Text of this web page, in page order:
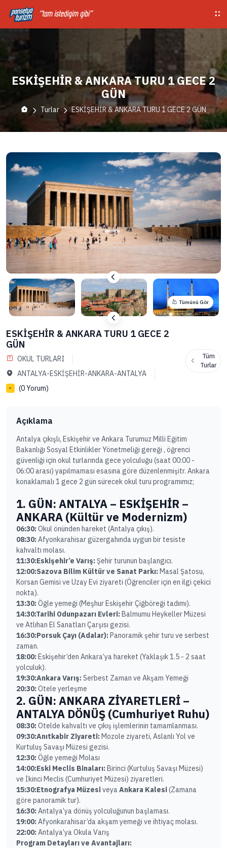
ESKİŞEHİR & ANKARA TURU 1 GECE 2
GÜN
Turlar ESKİŞEHİR & ANKARA TURU 1 GECE 2 GÜN
Tümünü Gör
ESKİŞEHİR & ANKARA TURU 1 GECE 2
GÜN
OKUL TURLARI
ANTALYA-ESKİŞEHİR-ANKARA-ANTALYA
- (0 Yorum)
Tüm
Turlar
Açıklama
Antalya çıkışlı, Eskişehir ve Ankara Turumuz Milli Eğitim
Bakanlığı Sosyal Etkinlikler Yönetmeliği gereği , öğrenci
güvenliği için okul turlarında gece yolculuğu (saat 00:00 -
06:00 arası) yapılmaması esasına göre düzenlenmişitr. Ankara
konaklamalı 1 gece 2 gün sürecek okul turu programımız;
1. GÜN: ANTALYA – ESKİŞEHİR –
ANKARA (Kültür ve Modernizm)
06:30:Okul önünden hareket (Antalya çıkış).
08:30:Afyonkarahisar güzergahında uygun bir tesiste
kahvaltı molası.
11:30:Eskişehir’e Varış:Şehir turunun başlangıcı.
12:00:Sazova Bilim Kültür ve Sanat Parkı:Masal Şatosu,
Korsan Gemisi ve Uzay Evi ziyareti (Öğrenciler için en ilgi çekici
nokta).
13:30:Öğle yemeği (Meşhur Eskişehir Çiğböreği tadımı).
14:30:Tarihi Odunpazarı Evleri:Balmumu Heykeller Müzesi
ve Atlıhan El Sanatları Çarşısı gezisi.
16:30:Porsuk Çayı (Adalar):Panoramik şehir turu ve serbest
zaman.
18:00:Eskişehir’den Ankara’ya hareket (Yaklaşık 1.5 - 2 saat
yolculuk).
19:30:Ankara Varış:Serbest Zaman ve Akşam Yemeği
20:30:Otele yerleşme
2. GÜN: ANKARA ZİYARETLERİ –
ANTALYA DÖNÜŞ (Cumhuriyet Ruhu)
08:30:Otelde kahvaltı ve çıkış işlemlerinin tamamlanması.
09:30:Anıtkabir Ziyareti:Mozole ziyareti, Aslanlı Yol ve
Kurtuluş Savaşı Müzesi gezisi.
12:30:Öğle yemeği Molası
14:00:Eski Meclis Binaları:Birinci (Kurtuluş Savaşı Müzesi)
ve İkinci Meclis (Cumhuriyet Müzesi) ziyaretleri.
15:30:Etnografya Müzesiveya Ankara Kalesi(Zamana
göre panoramik tur).
16:30:Antalya’ya dönüş yolculuğunun başlaması.
19:00:Afyonkarahisar’da akşam yemeği ve ihtiyaç molası.
22:00:Antalya’ya Okula Varış
Program Detayları ve Avantajları: